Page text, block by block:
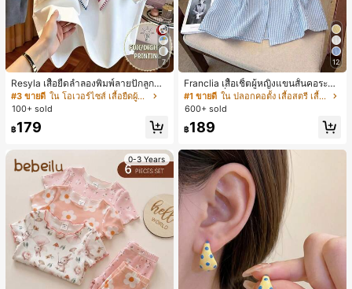
7
Resyla เสื้อยืดลำลองพิมพ์ลายปักลูกปัด
รูปโบว์ขนาดใหญ่สำหรับผู้หญิง
#3 ขายดี
ใน โอเวอร์ไซส์ เสื้อยืดผู้หญิง
100+ sold
฿179
0-3 Years
12
Franclia เสื้อเชิ้ตผู้หญิงแขนสั้นคอระบา
ยกระดุมเดี่ยวลายทาง
#1 ขายดี
ใน ปลอกคอตั้ง เสื้อสตรี เสื้อเบลาส์ & Tee
600+ sold
฿189